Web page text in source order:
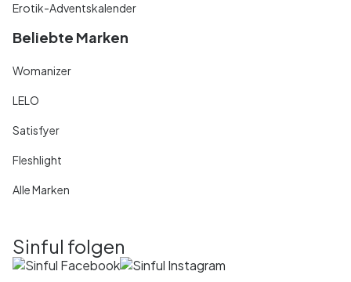
Erotik-Adventskalender
Beliebte Marken
Womanizer
LELO
Satisfyer
Fleshlight
Alle Marken
Sinful folgen